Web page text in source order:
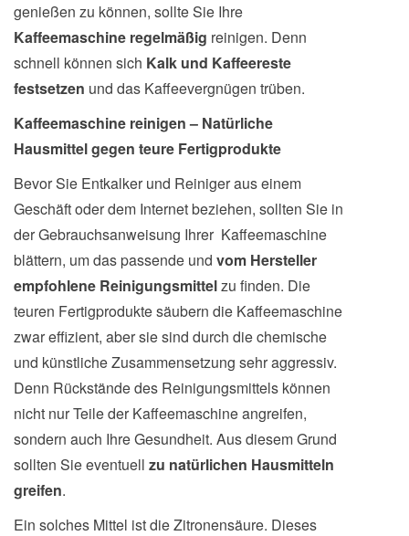
genießen zu können, sollte Sie Ihre
Kaffeemaschine regelmäßig reinigen. Denn
schnell können sich Kalk und Kaffeereste
festsetzen und das Kaffeevergnügen trüben.
Kaffeemaschine reinigen – Natürliche
Hausmittel gegen teure Fertigprodukte
Bevor Sie Entkalker und Reiniger aus einem
Geschäft oder dem Internet beziehen, sollten Sie in
der Gebrauchsanweisung Ihrer Kaffeemaschine
blättern, um das passende und vom Hersteller
empfohlene Reinigungsmittelzu finden. Die
teuren Fertigprodukte säubern die Kaffeemaschine
zwar effizient, aber sie sind durch die chemische
und künstliche Zusammensetzung sehr aggressiv.
Denn Rückstände des Reinigungsmittels können
nicht nur Teile der Kaffeemaschine angreifen,
sondern auch Ihre Gesundheit. Aus diesem Grund
sollten Sie eventuell zu natürlichen Hausmitteln
greifen.
Ein solches Mittel ist die Zitronensäure. Dieses